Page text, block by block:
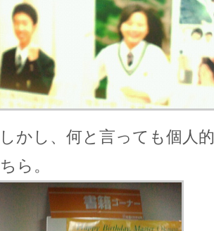
かし、何と言っても個人
ら。